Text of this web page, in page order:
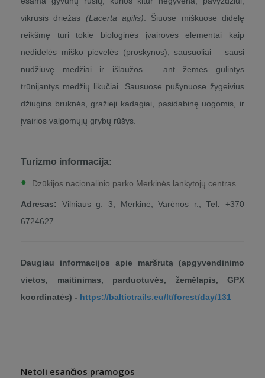
vikrusis driežas (Lacerta agilis) . Šiuose miškuose didelę
reikšmę turi tokie biologinės įvairovės elementai kaip
nedidelės miško pievelės (proskynos), sausuoliai – sausi
nudžiūvę medžiai ir išlaužos – ant žemės gulintys
trūnijantys medžių likučiai. Sausuose pušynuose žygeivius
džiugins bruknės, gražieji kadagiai, pasidabinę uogomis, ir
įvairios valgomųjų grybų rūšys.
Turizmo informacija:
Dzūkijos nacionalinio parko Merkinės lankytojų centras
Adresas: Vilniaus g. 3, Merkinė, Varėnos r.;Tel. +370
6724627
Daugiau informacijos apie maršrutą (apgyvendinimo
vietos, maitinimas, parduotuvės, žemėlapis, GPX
koordinatės) - https://baltictrails.eu/lt/forest/day/131
Netoli esančios pramogos